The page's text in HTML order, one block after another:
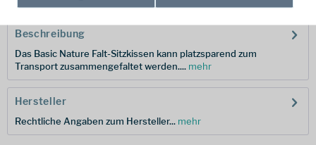
Beschreibung
Das Basic Nature Falt-Sitzkissen kann platzsparend zum
Transport zusammengefaltet werden.... mehr
Hersteller
Rechtliche Angaben zum Hersteller... mehr